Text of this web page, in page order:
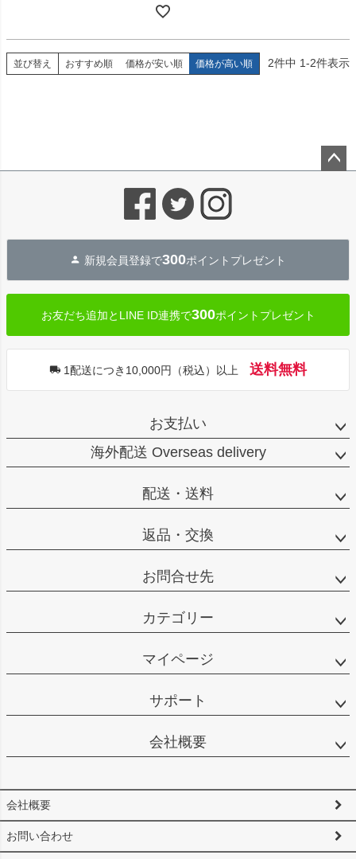
並び替え おすすめ順 価格が安い順 価格が高い順 2件中 1-2件表示
新規会員登録で300ポイントプレゼント
お友だち追加とLINE ID連携で300ポイントプレゼント
1配送につき10,000円（税込）以上 送料無料
お支払い
海外配送 Overseas delivery
配送・送料
返品・交換
お問合せ先
カテゴリー
マイページ
サポート
会社概要
会社概要
お問い合わせ